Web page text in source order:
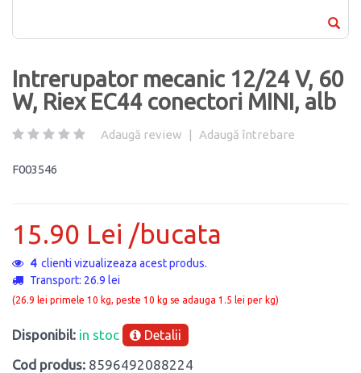
Intrerupator mecanic 12/24 V, 60
W, Riex EC44 conectori MINI, alb
Adaugă review | Adaugă întrebare
F003546
15.90 Lei /bucata
4clienti vizualizeaza acest produs.
Transport: 26.9 lei
(26.9 lei primele 10 kg, peste 10 kg se adauga 1.5 lei per kg)
Disponibil: in stoc Detalii
Cod produs: 8596492088224